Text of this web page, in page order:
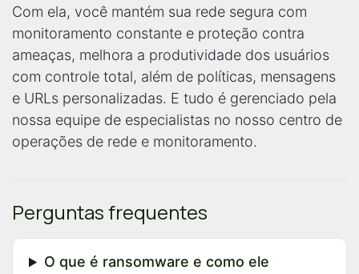
Com ela, você mantém sua rede segura com
monitoramento constante e proteção contra
ameaças, melhora a produtividade dos usuários
com controle total, além de políticas, mensagens
e URLs personalizadas. E tudo é gerenciado pela
nossa equipe de especialistas no nosso centro de
operações de rede e monitoramento.
Perguntas frequentes
O que é ransomware e como ele